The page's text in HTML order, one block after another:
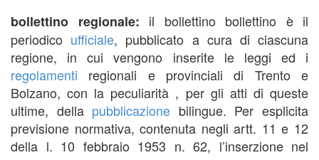
bollettino regionale: il bollettino bollettino è il
periodico ufficiale, pubblicato a cura di ciascuna
regione, in cui vengono inserite le leggi ed i
regolamenti regionali e provinciali di Trento e
Bolzano, con la peculiarità , per gli atti di queste
ultime, della pubblicazione bilingue. Per esplicita
previsione normativa, contenuta negli artt. 11 e 12
della l. 10 febbraio 1953 n. 62, l’inserzione nel